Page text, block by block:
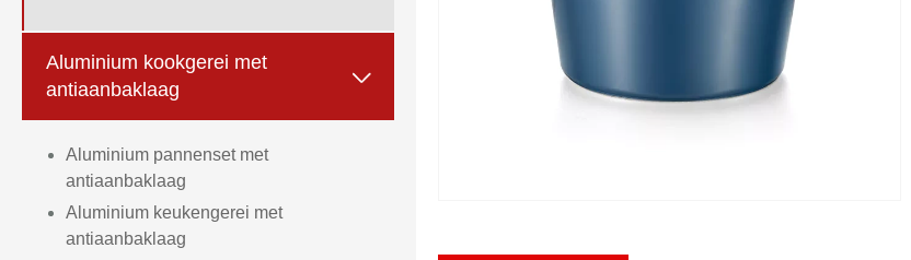
Aluminium kookgerei met
antiaanbaklaag

Aluminium pannenset met
antiaanbaklaag
Aluminium keukengerei met
antiaanbaklaag